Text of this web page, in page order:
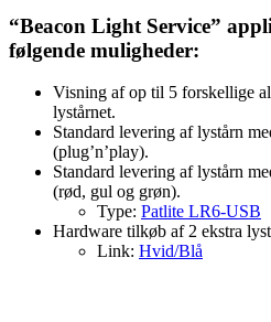
“Beacon Light Service”
følgende muligheder:
Visning af op til 5 forskellige
lystårnet.
Standard levering af lystårn
(plug’n’play).
Standard levering af lystårn
(rød, gul og grøn).
Type: Patlite LR6-USB
Hardware tilkøb af 2 ekstra
Link: Hvid/Blå